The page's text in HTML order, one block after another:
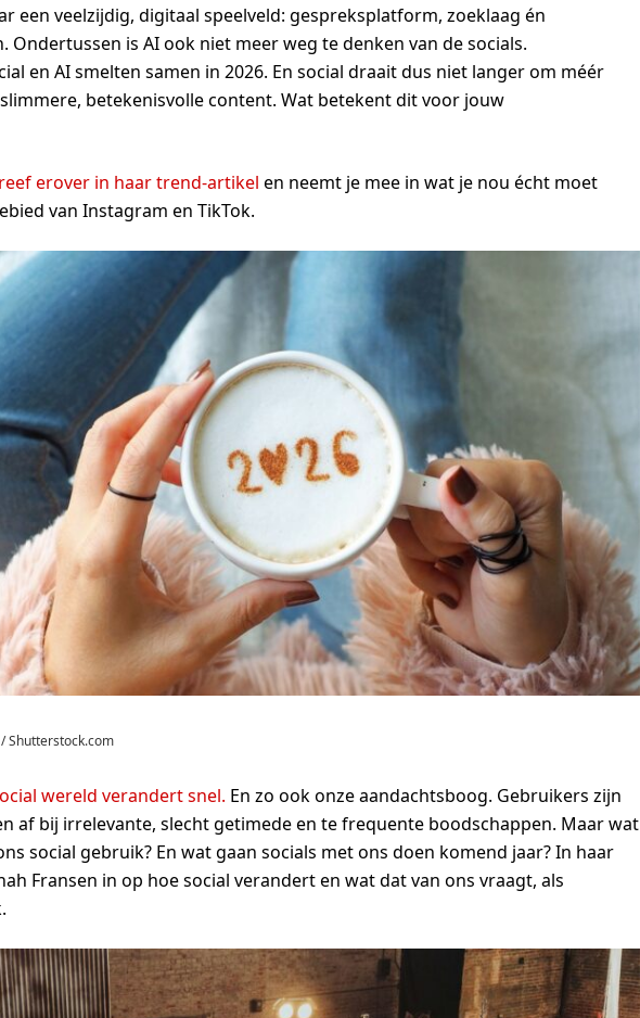
een veelzijdig, digitaal speelveld: gespreksplatform, zoeklaag én
Ondertussen is AI ook niet meer weg te denken van de socials.
en AI smelten samen in 2026. En social draait dus niet langer om méér
betekenisvolle content. Wat betekent dit voor jouw
erover in haar trend-artikel en neemt je mee in wat je nou écht moet
van Instagram en TikTok.
Shutterstock.com
wereld verandert snel. En zo ook onze aandachtsboog. Gebruikers zijn
af bij irrelevante, slecht getimede en te frequente boodschappen. Maar wat
social gebruik? En wat gaan socials met ons doen komend jaar? In haar
Fransen in op hoe social verandert en wat dat van ons vraagt, als